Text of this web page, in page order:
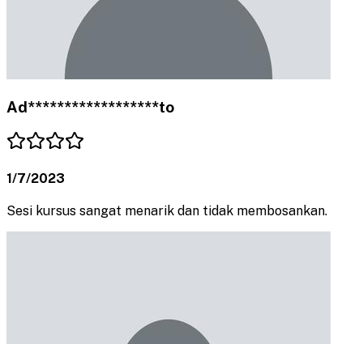
Ad******************to
1/7/2023
Sesi kursus sangat menarik dan tidak membosankan.